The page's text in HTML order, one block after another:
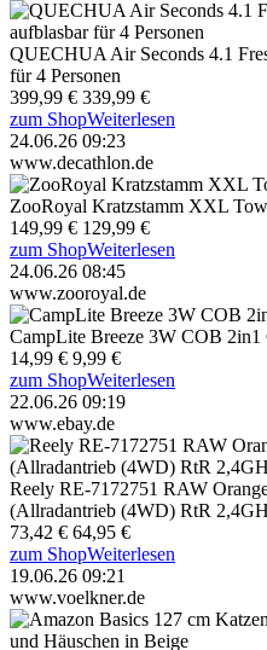
QUECHUA Air Seconds 4.1
für 4 Personen
399,99 € 339,99 €
zum ShopWeiterlesen
24.06.26 09:23
www.decathlon.de
ZooRoyal Kratzstamm XXL
149,99 € 129,99 €
zum ShopWeiterlesen
24.06.26 08:45
www.zooroyal.de
CampLite Breeze 3W COB
14,99 € 9,99 €
zum ShopWeiterlesen
22.06.26 09:19
www.ebay.de
Reely RE-7172751 RAW
(Allradantrieb (4WD) RtR
73,42 € 64,95 €
zum ShopWeiterlesen
19.06.26 09:21
www.voelkner.de